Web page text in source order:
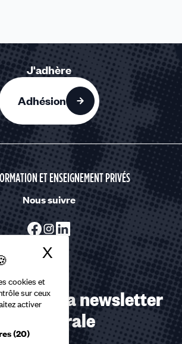
cookies et
sur ceux
activer
(20)
X Masquer le
J'adhère
Adhésion
ET ENSEIGNEMENT PRIVÉS
Nous suivre
vous à la newsletter
confédérale